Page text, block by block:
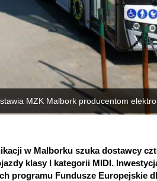
MZK Malbork producentom
w Malborku szuka dostawcy
klasy I kategorii MIDI.
programu Fundusze Europejskie